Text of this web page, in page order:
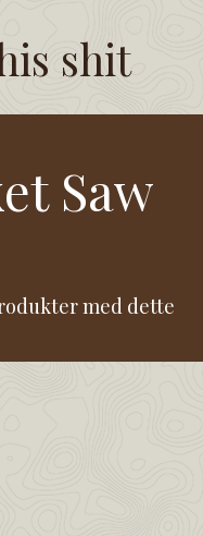
shit
Saw
med dette